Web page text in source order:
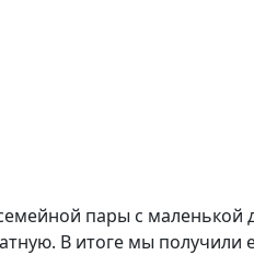
пары с маленькой
В итоге мы получили